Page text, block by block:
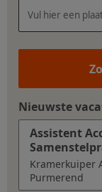
Nieuwste
Assistent
Kramerkuiper
Purmerend